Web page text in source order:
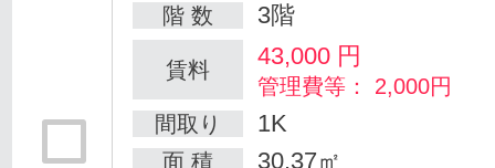
階 数 3階
賃料 43,000 円
管理費等： 2,000円
間取り
1K
面 積 30.37㎡